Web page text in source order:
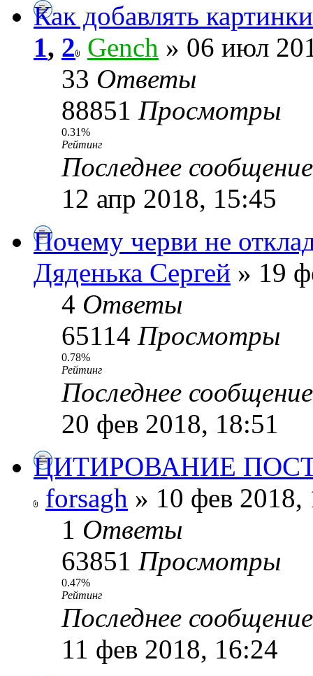
Как добавлять
1, 2 Gench » 06 июл
33 Ответы
88851 Просмотры
0.31%
Рейтинг
Последнее
12 апр 2018, 15:45
Почему черви не
Дяденька Сергей » 19
4 Ответы
65114 Просмотры
0.78%
Рейтинг
Последнее
20 фев 2018, 18:51
ЦИТИРОВАНИЕ
forsagh » 10 фев 2018,
1 Ответы
63851 Просмотры
0.47%
Рейтинг
Последнее
11 фев 2018, 16:24